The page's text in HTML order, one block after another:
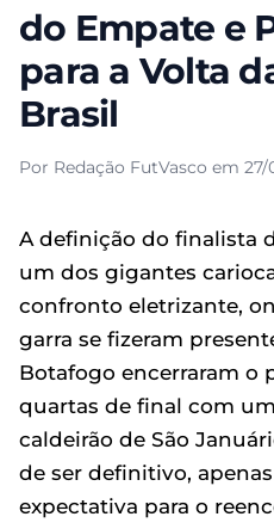
do Empate e
para a Volta
Brasil
Por Redação FutVasco em 27/
A definição do finalista
um dos gigantes
confronto eletrizante,
garra se fizeram
Botafogo encerraram o
quartas de final com um
caldeirão de São
de ser definitivo,
expectativa para o